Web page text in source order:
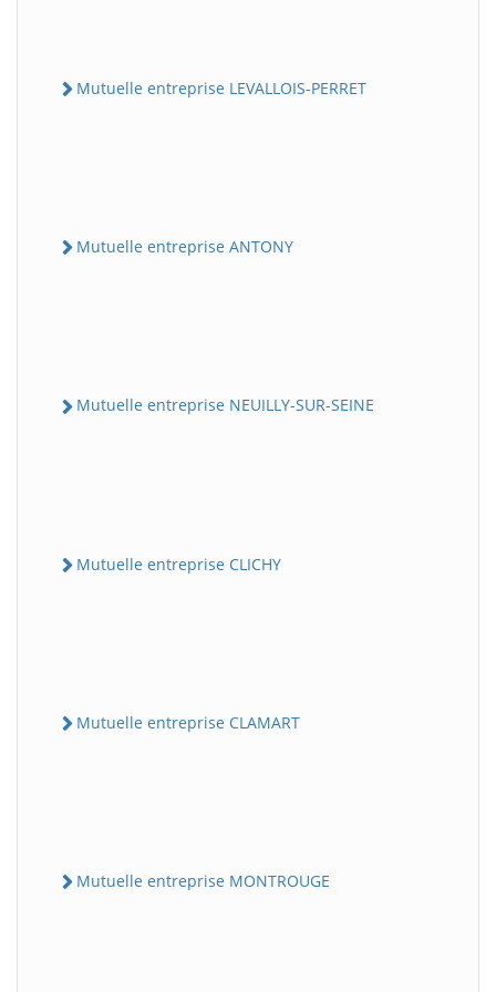
Mutuelle entreprise LEVALLOIS-PERRET
Mutuelle entreprise ANTONY
Mutuelle entreprise NEUILLY-SUR-SEINE
Mutuelle entreprise CLICHY
Mutuelle entreprise CLAMART
Mutuelle entreprise MONTROUGE